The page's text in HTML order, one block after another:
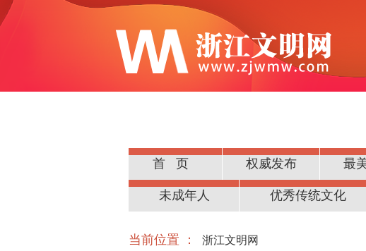
首页 权威发布 最
公民道德
未成年人 优秀传统文化
当前位置 ： 浙江文明网